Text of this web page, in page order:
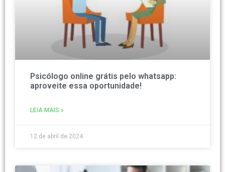
Psicólogo online grátis pelo whatsapp:
aproveite essa oportunidade!
LEIA MAIS »
12 de abril de 2024